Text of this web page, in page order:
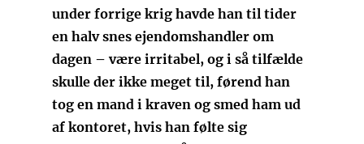
under forrige krig havde han til tider
en halv snes ejendomshandler om
dagen – være irritabel, og i så tilfælde
skulle der ikke meget til, førend han
tog en mand i kraven og smed ham ud
af kontoret, hvis han følte sig